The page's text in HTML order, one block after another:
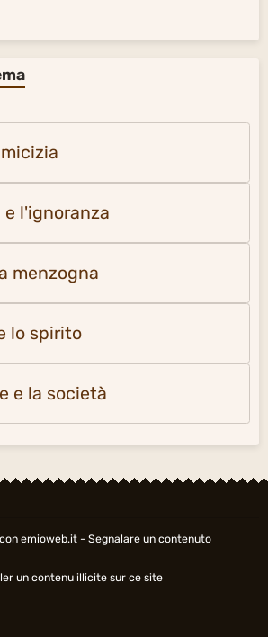
e l'ignoranza
menzogna
lo spirito
e la società
con emioweb.it - Segnalare un contenuto
un contenu illicite sur ce site